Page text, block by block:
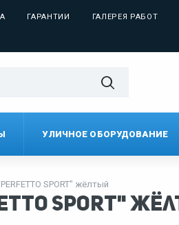
ГАРАНТИИ ГАЛЕРЕЯ РАБОТ
УЛИЧНОЕ ОБОРУДОВАНИЕ
SPORT" жёлтый
SPORT"